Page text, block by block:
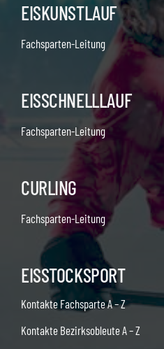
EISKUNSTLAUF
Fachsparten-Leitung
EISSCHNELLLAUF
Fachsparten-Leitung
CURLING
Fachsparten-Leitung
EISSTOCKSPORT
Kontakte Fachsparte A – Z
Kontakte Bezirksobleute A – Z